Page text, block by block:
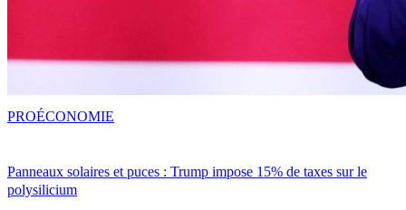
Panneaux solaires et puces : Trump impose 15% de taxes sur le
polysilicium
PROÉCONOMIE